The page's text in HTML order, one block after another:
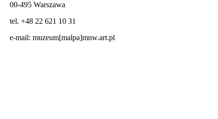
00-495 Warszawa
tel. +48 22 621 10 31
e-mail: muzeum[malpa]mnw.art.pl